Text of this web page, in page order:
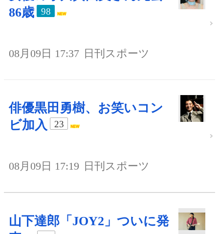
86歳
98
08月09日 17:37 日刊スポーツ
俳優黒田勇樹、お笑いコン
ビ加入
23
08月09日 17:19 日刊スポーツ
山下達郎「JOY2」ついに発